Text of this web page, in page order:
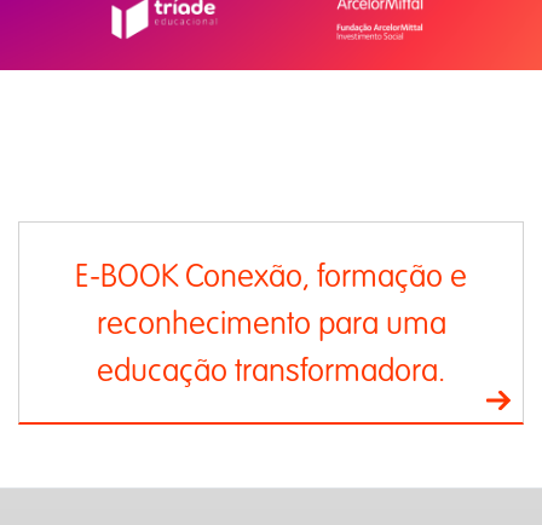
E-BOOK Conexão, formação e
reconhecimento para uma
educação transformadora.